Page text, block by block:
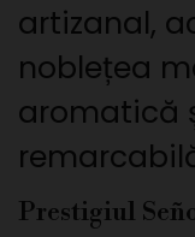
artizanal,
noblețea
aromatică
Prestigiul